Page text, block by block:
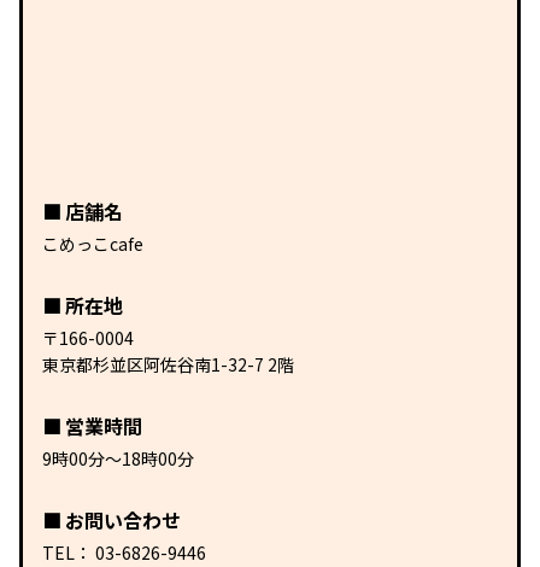
店舗名
こめっこcafe
所在地
〒166-0004
東京都杉並区阿佐谷南1-32-7 2階
営業時間
9時00分〜18時00分
お問い合わせ
TEL： 03-6826-9446